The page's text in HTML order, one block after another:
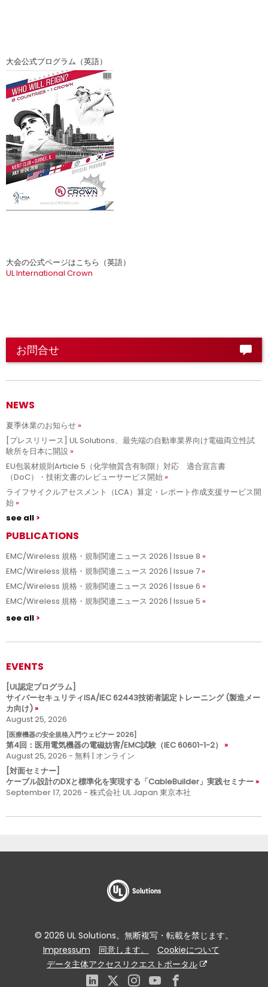
大会公式プログラム（英語）
大会の公式ページはこちら（英語）
UL International Crown
お問合せ
NEWS
夏季休業のお知らせ
[プレスリリース] UL Solutions、最先端の自動車業界向け電磁両立性試
験所を日本に開設
EU包装材規則Article 5（化学物質含有制限）対応 適合宣言書
（DoC）・技術文書のレビューサービス開始
ライフサイクルアセスメント（LCA）算定・レポート作成支援サービス開
始
see all
PUBLICATIONS
EMC/Wireless 規格・規制関連ニュース 2026 | Issue 8
EMC/Wireless 規格・規制関連ニュース 2026 | Issue 7
EMC/Wireless 規格・規制関連ニュース 2026 | Issue 6
EMC/Wireless 規格・規制関連ニュース 2026 | Issue 5
see all
EVENTS
[UL認定プログラム]
サイバーセキュリティISA/IEC 62443技術者認定トレーニング (製造メー
カ向け)
August 25, 2026
[医療機器の安全規格入門ウェビナー 2026]
第4回：医用電気機器の電磁妨害/EMC試験（IEC 60601-1-2）
August 25, 2026 - 無料 | オンライン
[対面セミナー]
ケーブル設計のDXと標準化を実現する「CableBuilder」実践セミナー
September 17, 2026 - 株式会社 UL Japan 東京本社
© 2026 UL Solutions。無断複写・転載を禁じます。
Impressum
同意します。
Cookieについて
データ主体アクセスリクエストポータル